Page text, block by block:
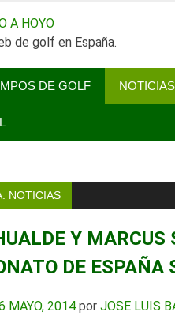
GOLF
de golf en España.
DE GOLF NOTICIAS
NOTICIAS
Y MARCUS
DE ESPAÑA
MAYO, 2014por JOSE LUIS